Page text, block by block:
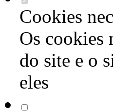
Cookies
Os cookies
do site e o
eles